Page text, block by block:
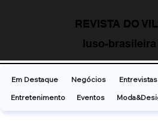
REVISTA DO
luso-brasileira
Em Destaque Negócios Entrevistas
Entretenimento
Eventos